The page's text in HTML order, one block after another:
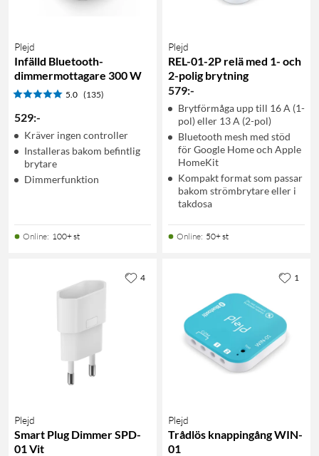
Plejd
Infälld Bluetooth-
dimmermottagare 300 W
5.0 (135)
529:-
Kräver ingen controller
Installeras bakom befintlig
brytare
Dimmerfunktion
Online: 100+ st
Plejd
REL-01-2P relä med 1- och
2-polig brytning
579:-
Brytförmåga upp till 16 A (1-
pol) eller 13 A (2-pol)
Bluetooth mesh med stöd
för Google Home och Apple
HomeKit
Kompakt format som passar
bakom strömbrytare eller i
takdosa
Online: 50+ st
Plejd
Smart Plug Dimmer SPD-
01 Vit
4
Plejd
Trådlös knappingång WIN-
01
1